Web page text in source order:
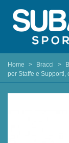
Home > Bracci >
per Staffe e Supporti,